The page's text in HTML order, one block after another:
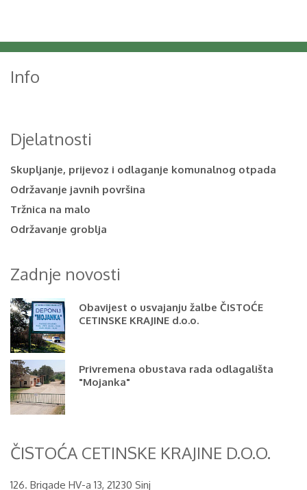
Info
Djelatnosti
Skupljanje, prijevoz i odlaganje komunalnog otpada
Održavanje javnih površina
Tržnica na malo
Održavanje groblja
Zadnje novosti
Obavijest o usvajanju žalbe ČISTOĆE
CETINSKE KRAJINE d.o.o.
Privremena obustava rada odlagališta
"Mojanka"
ČISTOĆA CETINSKE KRAJINE D.O.O.
126. Brigade HV-a 13, 21230 Sinj